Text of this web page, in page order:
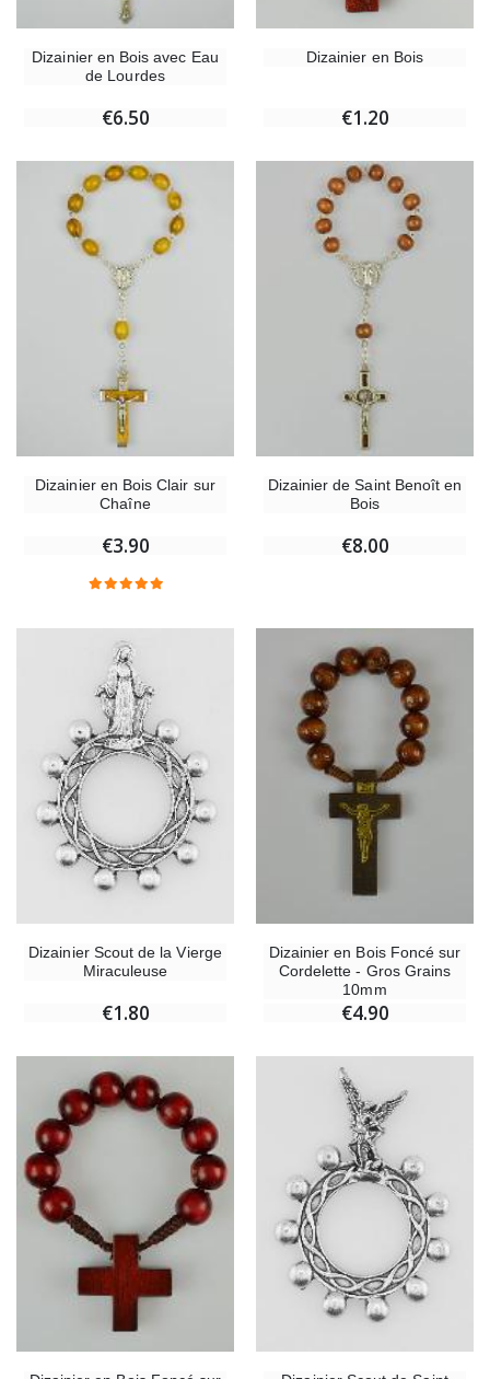
Dizainier en Bois avec Eau
de Lourdes
€6.50
Dizainier en Bois
€1.20
Dizainier en Bois Clair sur
Chaîne
€3.90
Dizainier de Saint Benoît en
Bois
€8.00
Dizainier Scout de la Vierge
Miraculeuse
€1.80
Dizainier en Bois Foncé sur
Cordelette - Gros Grains
10mm
€4.90